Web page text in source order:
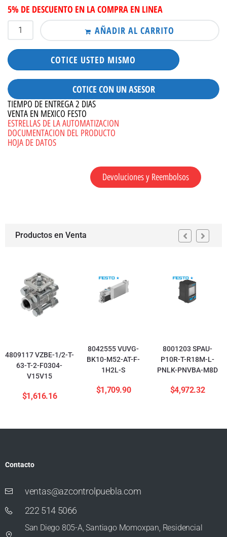
5% DE DESCUENTO EN LA COMPRA EN LINEA
AÑADIR AL CARRITO
COTICE USTED MISMO
COTICE CON UN ASESOR
TIEMPO DE ENTREGA 2 DIAS
VENTA EN MEXICO FESTO
ESTRELLAS DE LA AUTOMATIZACION
DOCUMENTACION DEL PRODUCTO
HOJA DE DATOS
Devoluciones y Reembolsos
Productos en Venta
4809117 VZBE-1/2-T-
63-T-2-F0304-
V15V15
$1,616.16
8042555 VUVG-
BK10-M52-AT-F-
1H2L-S
$1,709.90
8001203 SPAU-
P10R-T-R18M-L-
PNLK-PNVBA-M8D
$4,972.32
Contacto
ventas@azcontrolpuebla.com
222 514 5066
San Diego 805-A, Santiago Momoxpan, Residencial